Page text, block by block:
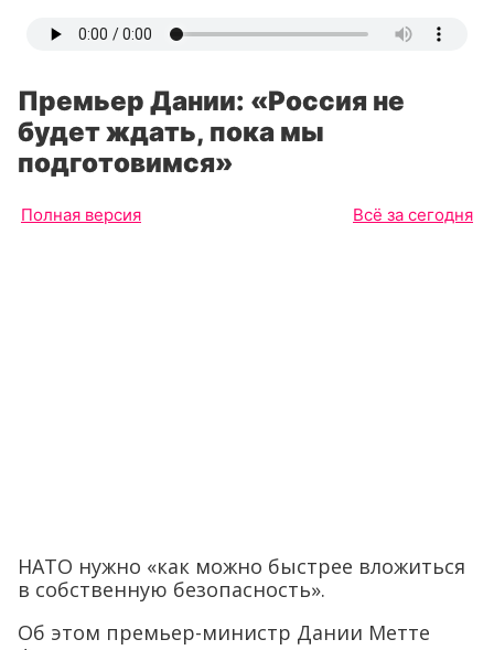
Премьер Дании: «Россия не
будет ждать, пока мы
подготовимся»
Полная версия Всё за сегодня
НАТО нужно «как можно быстрее вложиться
в собственную безопасность».
Об этом премьер-министр Дании Метте